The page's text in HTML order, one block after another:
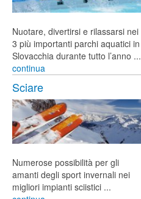
Nuotare, divertirsi e rilassarsi nei
3 più importanti parchi aquatici in
Slovacchia durante tutto l’anno ...
continua
Sciare
Numerose possibilità per gli
amanti degli sport invernali nei
migliori impianti sciistici ...